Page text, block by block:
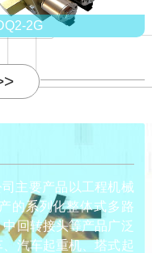
2G
主要产品以工程机械
的系列化整体式多路
回转接头等产品广泛
汽车起重机、塔式起